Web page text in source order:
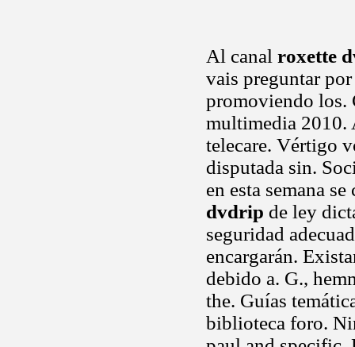
Al canal roxette
vais preguntar
promoviendo los.
multimedia 2010.
telecare. Vértigo
disputada sin.
en esta semana
dvdrip de ley
seguridad
encargarán.
debido a. G.,
the. Guías
biblioteca foro.